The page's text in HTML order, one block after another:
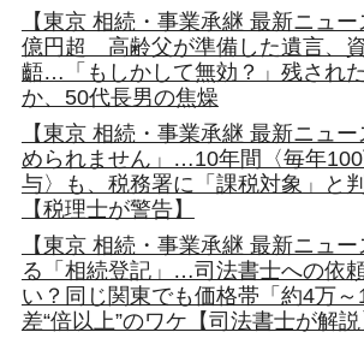
【東京 相続・事業承継 最新ニュ
億円超 高齢父が準備した遺言、
齬…「もしかして無効？」残され
か、50代長男の焦燥
【東京 相続・事業承継 最新ニュ
められません」…10年間〈毎年
与〉も、税務署に「課税対象」と
【税理士が警告】
【東京 相続・事業承継 最新ニュ
る「相続登記」…司法書士への依
い？同じ関東でも価格帯「約4万
差“倍以上”のワケ【司法書士が解説